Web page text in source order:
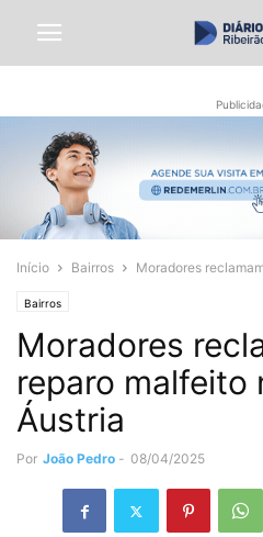
Início Bairros Moradores
Bairros
Moradores
reparo malfeito
Áustria
Por João Pedro - 08/04/2025